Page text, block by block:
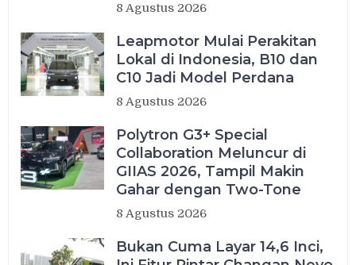
8 Agustus 2026
Leapmotor Mulai Perakitan
Lokal di Indonesia, B10 dan
C10 Jadi Model Perdana
8 Agustus 2026
Polytron G3+ Special
Collaboration Meluncur di
GIIAS 2026, Tampil Makin
Gahar dengan Two-Tone
8 Agustus 2026
Bukan Cuma Layar 14,6 Inci,